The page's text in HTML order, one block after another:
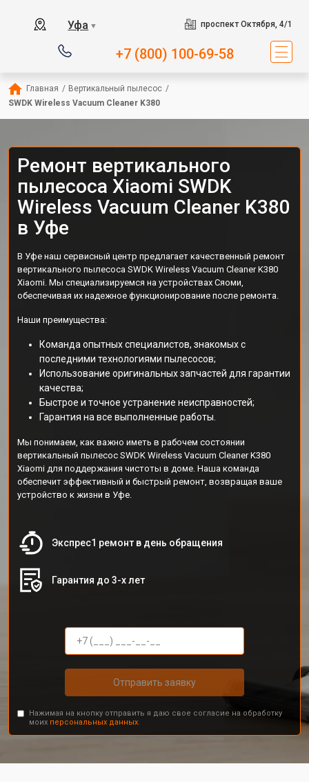
Уфа ▼ проспект Октября, 4/1
+7 (800) 100-69-58
Главная / Вертикальный пылесос /
SWDK Wireless Vacuum Cleaner K380
Ремонт вертикального
пылесоса Xiaomi SWDK
Wireless Vacuum Cleaner K380
в Уфе
В Уфе наш сервисный центр предлагает качественный ремонт
вертикального пылесоса SWDK Wireless Vacuum Cleaner K380
Xiaomi. Мы специализируемся на устройствах Сяоми,
обеспечивая их надежное функционирование после ремонта.
Наши преимущества:
Команда опытных специалистов, знакомых с
последними технологиями пылесосов;
Использование оригинальных запчастей для гарантии
качества;
Быстрое и точное устранение неисправностей;
Гарантия на все выполненные работы.
Мы понимаем, как важно иметь в рабочем состоянии
вертикальный пылесос SWDK Wireless Vacuum Cleaner K380
Xiaomi для поддержания чистоты в доме. Наша команда
обеспечит эффективный и быстрый ремонт, возвращая ваше
устройство к жизни в Уфе.
Экспрес1 ремонт в день обращения
Гарантия до 3-х лет
Отправить заявку
Нажимая на кнопку отправить я даю свое согласие на обработку
моих персональных данных.